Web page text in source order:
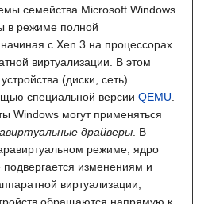
семейства Microsoft Windows
в режиме полной
с Xen 3 на процессорах
виртуализации. В этом
(диски, сеть)
специальной версии QEMU
Windows могут применяться
драйверы . В
режиме, ядро
изменениям и
виртуализации,
обращаются напрямую к